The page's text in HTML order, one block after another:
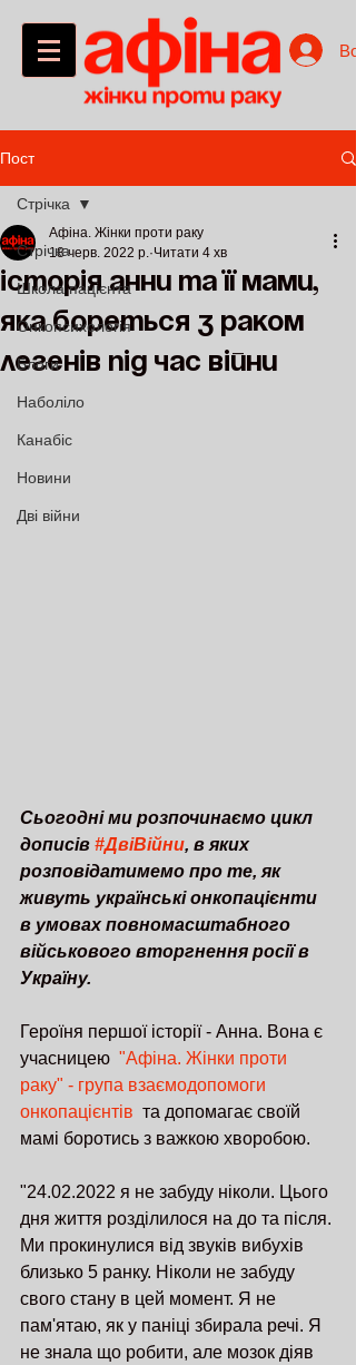
Пост
Стрічка
Школа пацієнта
Онкопсихологія
Блоги
Наболіло
Канабіс
Новини
Дві війни
Стрічка
історія Анни та її мами,
яка бореться з раком
легенів під час війни
Афіна. Жінки проти раку
18 черв. 2022 р. Читати 4 хв
Сьогодні ми розпочинаємо цикл
дописів #ДвіВійни, в яких
розповідатимемо про те, як
живуть українські онкопацієнти
в умовах повномасштабного
військового вторгнення росії в
Україну.
Героїня першої історії - Анна. Вона є
учасницею "Афіна. Жінки проти
раку" - група взаємодопомоги
онкопацієнтів
  та допомагає своїй
мамі боротись з важкою хворобою.
"24.02.2022 я не забуду ніколи. Цього
дня життя розділилося на до та після.
Ми прокинулися від звуків вибухів
близько 5 ранку. Ніколи не забуду
свого стану в цей момент. Я не
пам'ятаю, як у паніці збирала речі. Я
не знала що робити, але мозок діяв